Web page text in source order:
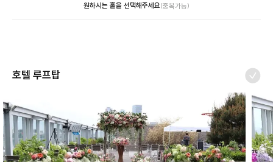
원하시는 홀을 선택해주세요(중복가능)
호텔 루프탑